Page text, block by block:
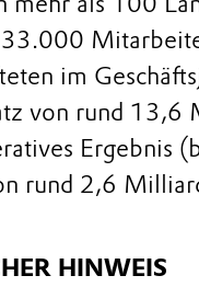
im
von rund 13,6
Ergebnis
rund 2,6
HINWEIS